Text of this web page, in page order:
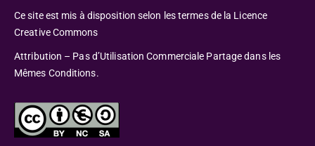
Ce site est mis à disposition selon les termes de la Licence
Creative Commons
Attribution – Pas d’Utilisation Commerciale Partage dans les
Mêmes Conditions.